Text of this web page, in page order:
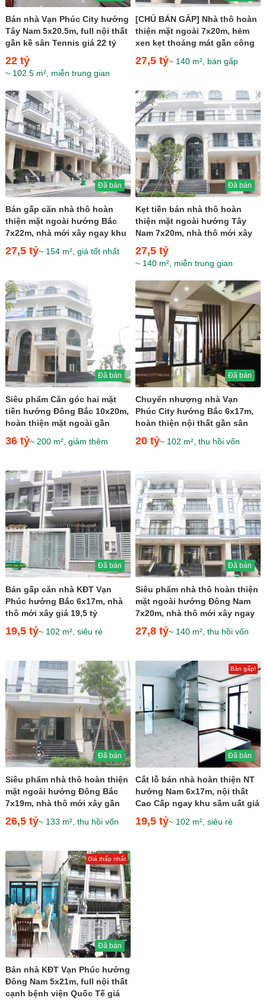
Bán nhà Vạn Phúc City hướng
Tây Nam 5x20.5m, full nội thất
gần kề sân Tennis giá 22 tỷ
22 tỷ
~ 102.5 m², miễn trung gian
[CHỦ BÁN GẤP] Nhà thô hoàn
thiện mặt ngoài 7x20m, hẻm
xen kẹt thoáng mát gần công
viên giá cực rẻ...
27,5 tỷ~ 140 m², bán gấp
Đã bán
Bán gấp căn nhà thô hoàn
thiện mặt ngoài hướng Bắc
7x22m, nhà mới xây ngay khu
sầm uất giá 27,5 tỷ
27,5 tỷ~ 154 m², giá tốt nhất
Đã bán
Kẹt tiền bán nhà thô hoàn
thiện mặt ngoài hướng Tây
Nam 7x20m, nhà thô mới xây
ngay khu sầm uất giá...
27,5 tỷ
~ 140 m², miễn trung gian
Đã bán
Siêu phẩm Căn góc hai mặt
tiền hướng Đông Bắc 10x20m,
hoàn thiện mặt ngoài gần
Ocean World giá 36 tỷ
36 tỷ~ 200 m², giảm thêm
Đã bán
Chuyển nhượng nhà Vạn
Phúc City hướng Bắc 6x17m,
hoàn thiện nội thất gần sân
tennis giá 20 tỷ
20 tỷ~ 102 m², thu hồi vốn
Đã bán
Bán gấp căn nhà KĐT Vạn
Phúc hướng Bắc 6x17m, nhà
thô mới xây giá 19,5 tỷ
19,5 tỷ~ 102 m², siêu rẻ
Đã bán
Siêu phẩm nhà thô hoàn thiện
mặt ngoài hướng Đông Nam
7x20m, nhà thô mới xây ngay
khu sầm uất giá 27,8...
27,8 tỷ~ 140 m², thu hồi vốn
Đã bán
Siêu phẩm nhà thô hoàn thiện
mặt ngoài hướng Đông Bắc
7x19m, nhà thô mới xây gần
kề Kênh Sông Trăng...
26,5 tỷ~ 133 m², thu hồi vốn
Bán gấp!
Đã bán
Cắt lỗ bán nhà hoàn thiện NT
hướng Nam 6x17m, nội thất
Cao Cấp ngay khu sầm uất giá
19,5 tỷ~ 102 m², siêu rẻ
Giá thấp nhất
Đã bán
Bán nhà KĐT Vạn Phúc hướng
Đông Nam 5x21m, full nội thất
cạnh bệnh viện Quốc Tế giá